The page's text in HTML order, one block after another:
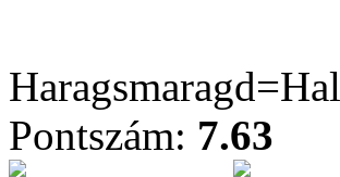
Pontszám: 7.63